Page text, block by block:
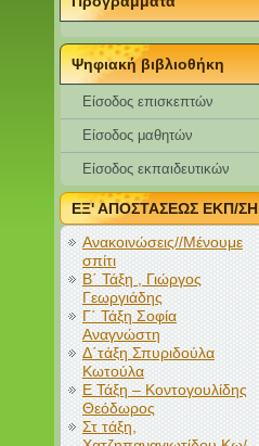
Ψηφιακή βιβλιοθήκη
Είσοδος επισκεπτών
Eίσοδος μαθητών
Είσοδος εκπαιδευτικών
ΕΞ' ΑΠΟΣΤΑΣΕΩΣ ΕΚΠ/ΣΗ
Ανακοινώσεις//Μένουμε
σπίτι
Β΄ Τάξη , Γιώργος
Γεωργιάδης
Γ΄ Τάξη Σοφία
Αναγνώστη
Δ΄τάξη Σπυριδούλα
Κωτούλα
Ε Τάξη – Κοντογουλίδης
Θεόδωρος
Στ τάξη,